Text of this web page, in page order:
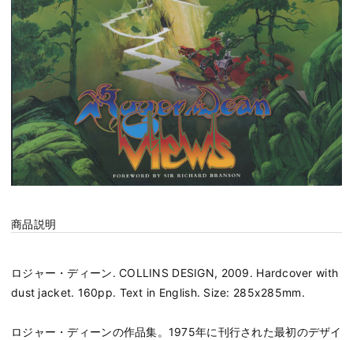
商品説明
ロジャー・ディーン. COLLINS DESIGN, 2009. Hardcover with
dust jacket. 160pp. Text in English. Size: 285x285mm.
ロジャー・ディーンの作品集。1975年に刊行された最初のデザイ